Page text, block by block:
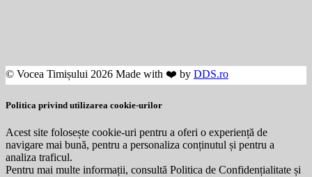
© Vocea Timișului 2026 Made with ❤️ by DDS.ro
Politica privind utilizarea cookie-urilor
Acest site folosește cookie-uri pentru a oferi o experiență de
navigare mai bună, pentru a personaliza conținutul și pentru a
analiza traficul.
Pentru mai multe informații, consultă Politica de Confidențialitate și